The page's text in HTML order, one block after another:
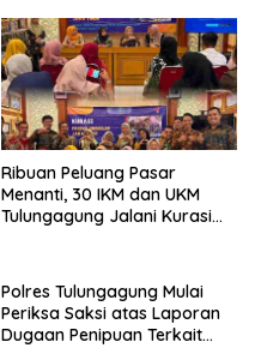
Ribuan Peluang Pasar
Menanti, 30 IKM dan UKM
Tulungagung Jalani Kurasi
Polres Tulungagung Mulai
Periksa Saksi atas Laporan
Dugaan Penipuan Terkait